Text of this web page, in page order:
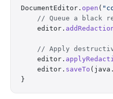
DocumentEditor. open (
// Queue a black
    editor.
// Apply
    editor.
    editor.
saveTo
}